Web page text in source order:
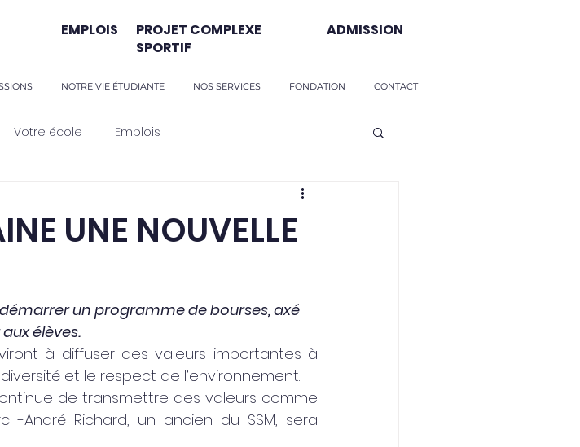
EMPLOIS
PROJET COMPLEXE
SPORTIF
ADMISSION
NOTRE VIE ÉTUDIANTE NOS SERVICES FONDATION CONTACT
Votre école Emplois
UNE NOUVELLE
un programme de bourses, axé
élèves.
à diffuser des valeurs importantes à
et le respect de l’environnement.
de transmettre des valeurs comme
-André Richard, un ancien du SSM, sera